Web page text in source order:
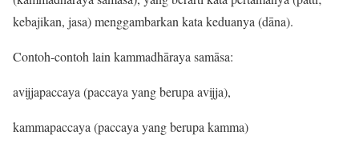
kebajikan, jasa) menggambarkan kata keduanya (dāna).
Contoh-contoh lain kammadhāraya samāsa:
avijjapaccaya (paccaya yang berupa avijja),
kammapaccaya (paccaya yang berupa kamma)